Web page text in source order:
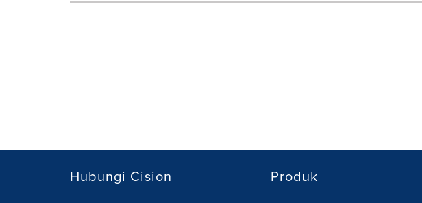
Hubungi Cision Produk